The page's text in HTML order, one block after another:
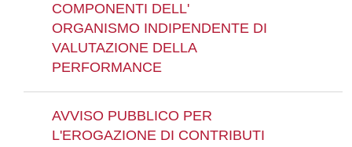
COMPONENTI DELL'
ORGANISMO INDIPENDENTE DI
VALUTAZIONE DELLA
PERFORMANCE
AVVISO PUBBLICO PER
L'EROGAZIONE DI CONTRIBUTI